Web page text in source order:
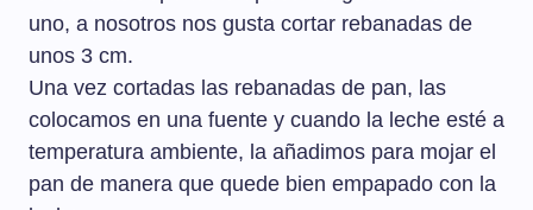
uno, a nosotros nos gusta cortar rebanadas de
unos 3 cm.
Una vez cortadas las rebanadas de pan, las
colocamos en una fuente y cuando la leche esté a
temperatura ambiente, la añadimos para mojar el
pan de manera que quede bien empapado con la